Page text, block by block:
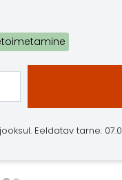
Eeldatav tarne: